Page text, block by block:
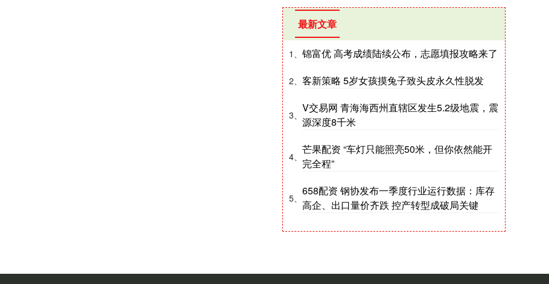
最新文章
1、 锦富优 高考成绩陆续公布，志愿填报攻略来了
2、 客新策略 5岁女孩摸兔子致头皮永久性脱发
3、
V交易网 青海海西州直辖区发生5.2级地震，震
源深度8千米
4、
芒果配资 “车灯只能照亮50米，但你依然能开
完全程”
5、
658配资 钢协发布一季度行业运行数据：库存
高企、出口量价齐跌 控产转型成破局关键